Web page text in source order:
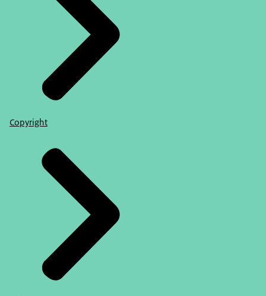
Copyright